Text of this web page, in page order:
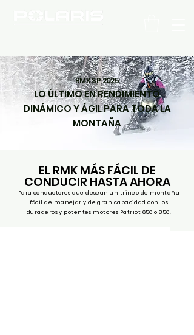
RMK SP 2025
LO ÚLTIMO EN RENDIMIENTO
DINÁMICO Y ÁGIL PARA TODA LA
MONTAÑA
EL RMK MÁS FÁCIL DE
CONDUCIR HASTA AHORA
Para conductores que desean un trineo de montaña
fácil de manejar y de gran capacidad con los
duraderos y potentes motores Patriot 650 o 850.